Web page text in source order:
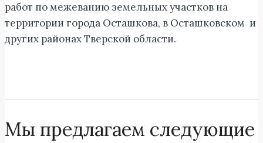
работ по межеванию земельных участков на
территории города Осташкова, в Осташковском и
других районах Тверской области.
Мы предлагаем следующие